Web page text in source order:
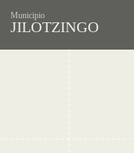
Municipio
JILOTZINGO